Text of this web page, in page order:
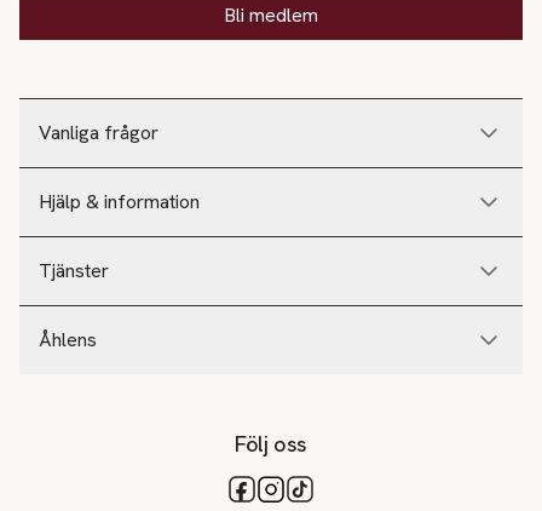
Vanliga frågor
Hjälp & information
Tjänster
Åhlens
Bli medlem
Följ oss